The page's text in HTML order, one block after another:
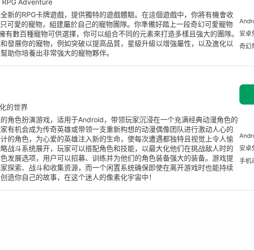
Adventure
新的RPG卡牌遊戲，提供獨特的遊戲體驗。在這個遊戲中，你將有機會收
可愛的寵物，組建屬於自己的寵物團隊。你準備好踏上一段奇幻可愛寵物
數百種寵物可供選擇，你可以組合不同的元素來打造多樣且強大的團隊。
發展你的寵物，例如突破以提高品質，星級升級以增強屬性，以及進化以
助你培養出非常強大的寵物夥伴。
安卓
奇幻
的世界
角色扮演游戏，适用于Android，带领玩家沉浸在一个充满经典动漫角色的
有机会成为传奇英雄或带领一支重新构想的动漫偶像团队进行激动人心的
的角色，为心爱的英雄注入新的生命，使每次遭遇都独特且视觉上令人愉
战斗系统展开，玩家可以搭配角色和技能，以最大化他们在挑战敌人时的
发展选项，用户可以招募、训练并为他们的角色装备强大的装备。游戏提
探索、战斗和收集资源，而一个闲置系统确保即使在离开游戏时也能持续
造你自己的故事，在这个迷人的像素化宇宙中！
安卓
手机